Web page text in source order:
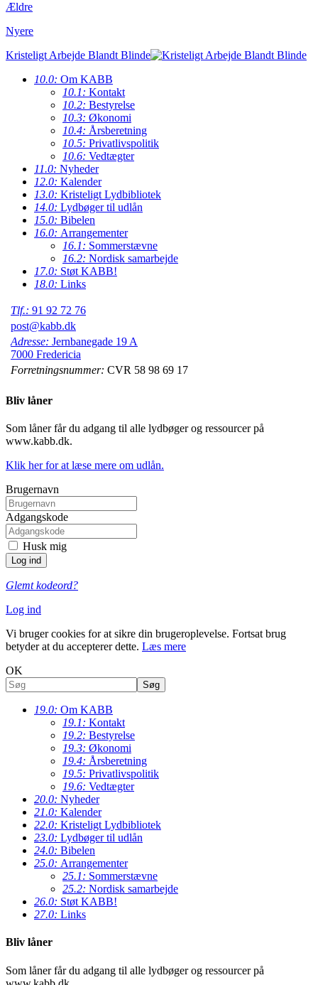
Ældre
Nyere
Kristeligt Arbejde Blandt Blinde
10.0: Om KABB
10.1: Kontakt
10.2: Bestyrelse
10.3: Økonomi
10.4: Årsberetning
10.5: Privatlivspolitik
10.6: Vedtægter
11.0: Nyheder
12.0: Kalender
13.0: Kristeligt Lydbibliotek
14.0: Lydbøger til udlån
15.0: Bibelen
16.0: Arrangementer
16.1: Sommerstævne
16.2: Nordisk samarbejde
17.0: Støt KABB!
18.0: Links
Tlf.: 91 92 72 76
post@kabb.dk
Adresse: Jernbanegade 19 A
7000 Fredericia
Forretningsnummer: CVR 58 98 69 17
Bliv låner
Som låner får du adgang til alle lydbøger og ressourcer på
www.kabb.dk.
Klik her for at læse mere om udlån.
Brugernavn
Adgangskode
Husk mig
Glemt kodeord?
Log ind
Vi bruger cookies for at sikre din brugeroplevelse. Fortsat brug
betyder at du accepterer dette. Læs mere
OK
19.0: Om KABB
19.1: Kontakt
19.2: Bestyrelse
19.3: Økonomi
19.4: Årsberetning
19.5: Privatlivspolitik
19.6: Vedtægter
20.0: Nyheder
21.0: Kalender
22.0: Kristeligt Lydbibliotek
23.0: Lydbøger til udlån
24.0: Bibelen
25.0: Arrangementer
25.1: Sommerstævne
25.2: Nordisk samarbejde
26.0: Støt KABB!
27.0: Links
Bliv låner
Som låner får du adgang til alle lydbøger og ressourcer på